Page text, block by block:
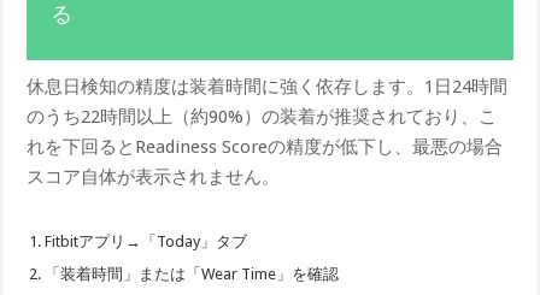
る
休息日検知の精度は装着時間に強く依存します。1日24時間
のうち22時間以上（約90%）の装着が推奨されており、こ
れを下回るとReadiness Scoreの精度が低下し、最悪の場合
スコア自体が表示されません。
Fitbitアプリ→「Today」タブ
「装着時間」または「Wear Time」を確認